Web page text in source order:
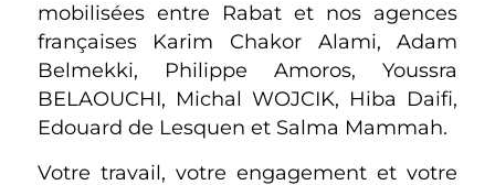
mobilisées entre Rabat et nos agences
françaises Karim Chakor Alami, Adam
Belmekki, Philippe Amoros, Youssra
BELAOUCHI, Michal WOJCIK, Hiba Daifi,
Edouard de Lesquen et Salma Mammah.
Votre travail, votre engagement et votre